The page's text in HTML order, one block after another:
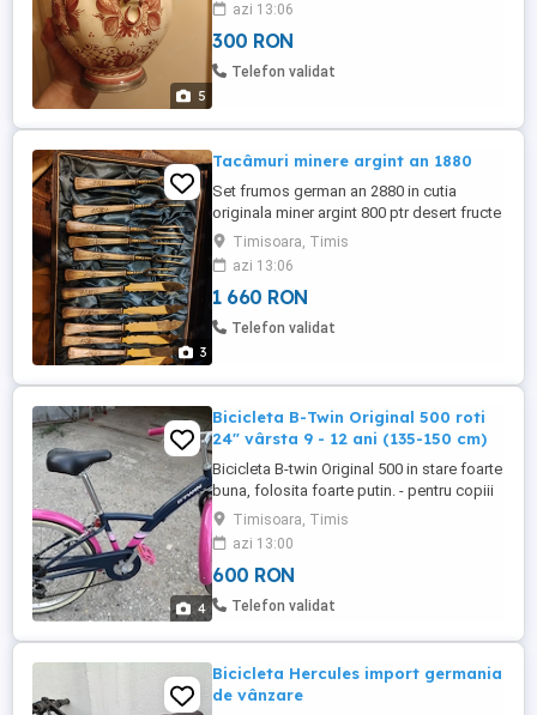
5
azi 13:06
300 RON
Telefon validat
3
Tacâmuri minere argint an 1880
Set frumos german an 2880 in cutia
originala miner argint 800 ptr desert fructe
preț fix schimb nu fac
Timisoara, Timis
azi 13:06
1 660 RON
Telefon validat
4
Bicicleta B-Twin Original 500 roti
24" vârsta 9 - 12 ani (135-150 cm)
Bicicleta B-twin Original 500 in stare foarte
buna, folosita foarte putin. - pentru copiii
cu vârsta cuprinsă între 9 și 12 ani (135-
150 cm) - roti 24 inch cu talon alb -
schimbator Shimano cu 6 viteze - frane V-
brake - dotări standard: sonerie, far,
stopuri, coșulet frontal
Timisoara, Timis
azi 13:00
600 RON
Telefon validat
Bicicleta Hercules import germania
de vânzare